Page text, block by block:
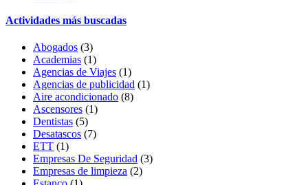
Actividades más buscadas
Abogados (3)
Academias (1)
Agencias de Viajes (1)
Agencias de publicidad (1)
Aire acondicionado (8)
Ascensores (1)
Dentistas (5)
Desatascos (7)
ETT (1)
Empresas De Seguridad (3)
Empresas de limpieza (2)